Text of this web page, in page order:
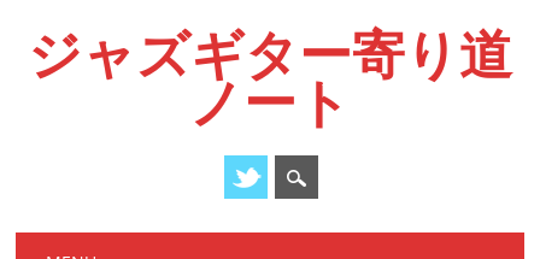
ジャズギター寄り道
ノート